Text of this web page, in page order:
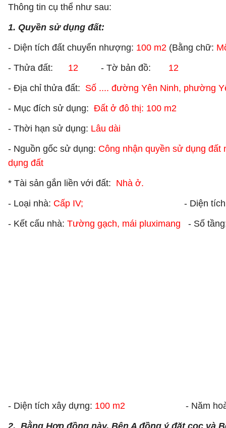
Thông tin cụ thể như sau:
1. Quyền sử dụng đất:
- Diện tích đất chuyển nhượng: 100 m2 (Bằng chữ:
- Thửa đất: 12 - Tờ bản đồ: 12
- Địa chỉ thửa đất: Số .... đường Yên Ninh, phường
- Mục đích sử dụng: Đất ở đô thị: 100 m2
- Thời hạn sử dụng: Lâu dài
- Nguồn gốc sử dụng: Công nhận quyền sử dụng
dụng đất
* Tài sản gắn liền với đất: Nhà ở.
- Loại nhà: Cấp IV;
- Diện tích
- Kết cấu nhà: Tường gạch, mái pluximang - Số
- Diện tích xây dựng: 100 m2
- Năm hoàn
2. Bằng Hợp đồng này, Bên A đồng ý đặt cọc và